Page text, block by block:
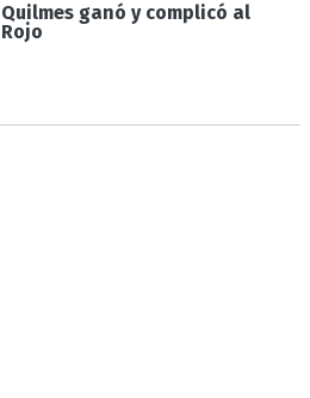
Quilmes ganó y complicó al
Rojo